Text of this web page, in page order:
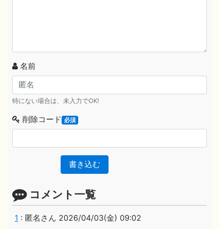
名前
特にない場合は、未入力でOK!
削除コード 必須
書き込む
コメント一覧
1 : 匿名さん 2026/04/03(金) 09:02